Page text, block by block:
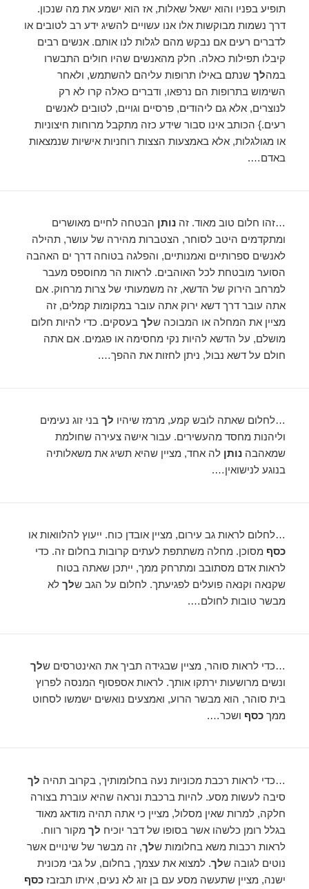
תופיע בפניו והוא ישאל שאלות, אז הוא ישמע את מה שנכון.
דרך נשמות מבוקשות אלו אנו עשויים להשיג ידע רב לטובים או
לדברים רעים אם נבקש מהם לגלות לנו אותם. אנשים רבים
קיבלו תפילות כאלה. חלק מהאנשים שהיו חולים התבשרו
במהלך שנתם באילו תרופות עליהם להשתמש, ולאחר
השימוש בתרופות הם נרפאו, ודברים כאלה קרו לא רק
לנוצרים, אלא גם ליהודים, פרסיים וגויים, לטובים לאנשים
רעים.} הכותב אינו סבור שידע כזה מתקבל מרוחות חיצוניות
או מגולגלות, אלא באמצעות הצצות רוחניות אישיות שנמצאות
באדם….
…זהו חלום טוב מאוד. זהנותן הבטחה לחיים מאושרים
ומתקדמים היטב לסוחר, הצטברות מהירה של עושר, תהילה
לאנשים ספרותיים ואמנותיים, והפלגה בטוחה דרך ים האהבה
הסוער מובטחת לכל האוהבים. לראות הר מחוספס מעבר
למרחב הירוק של הדשא, זה משמעותי של צרות מרחוק. אם
אתה עובר דרך דשא ירוק אתה עובר במקומות קמלים, זה
מציין את המחלה או המבוכה שלך בעסקים. כדי להיות חלום
מושלם, על הדשא להיות נקי מחסימה או פגמים. אם אתה
חולם על דשא נבול, ניתן לחזות את ההפך….
…לחלום שאתה לובש קמע, מרמז שיהיו לך בני זוג נעימים
וליהנות מחסד מהעשירים. עבור אישה צעירה שחולמת
שמאהבהנותן לה אחד, מציין שהיא תשיג את משאלותיה
בנוגע לנישואין….
…לחלום לראות גב עירום, מציין אובדן כוח. ייעוץ להלוואות או
כסף מסוכן. מחלה משתתפת לעתים קרובות בחלום זה. כדי
לראות אדם מסתובב ומתרחק ממך, ייתכן שאתה בטוח
שקנאה וקנאה פועלים לפגיעתך. לחלום על הגב שלך לא
מבשר טובות לחולם….
…כדי לראות סוהר, מציין שבגידה תביך את האינטרסים שלך
ונשים מרושעות ירתקו אותך. לראות אספסוף המנסה לפרוץ
בית סוהר, הוא מבשר הרוע, ואמצעים נואשים ישמשו לסחוט
ממךכסף ושכר….
…כדי לראות רכבת מכוניות נעה בחלומותיך, בקרוב תהיה לך
סיבה לעשות מסע. להיות ברכבת ונראה שהיא עוברת בצורה
חלקה, למרות שאין מסלול, מציין כי אתה תהיה מודאג מאוד
בגלל רומן כלשהו אשר בסופו של דבר יוכיח לך מקור רווח.
לראות רכבות משא בחלומות שלך, זה מבשר של שינויים אשר
נוטים לגובה שלך. למצוא את עצמך, בחלום, על גבי מכונית
ישנה, ​​מציין שתעשה מסע עם בן זוג לא נעים, איתו תבזבזכסף